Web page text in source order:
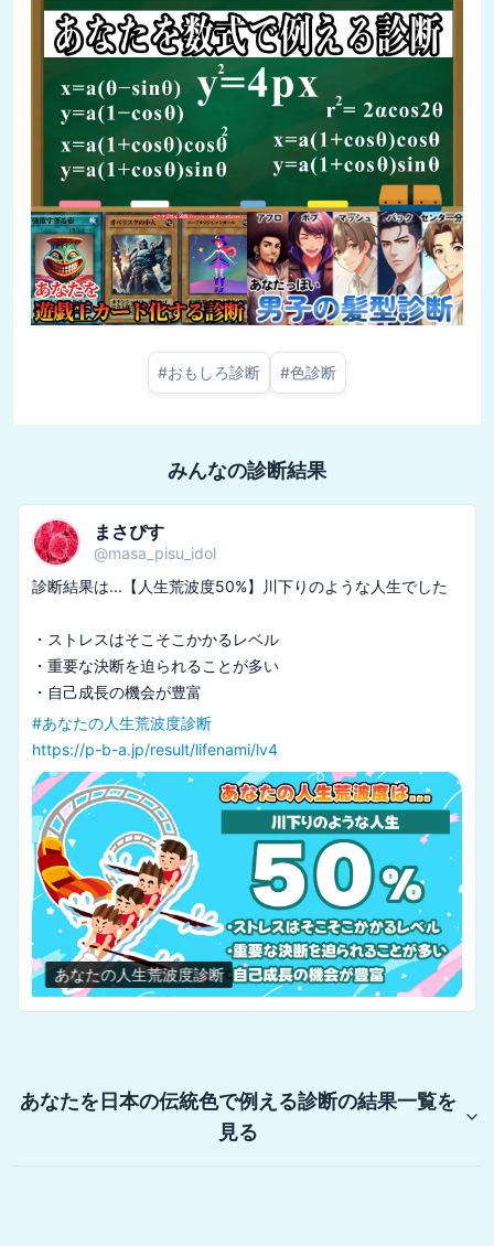
#おもしろ診断 #色診断
みんなの診断結果
まさぴす
@masa_pisu_idol
診断結果は...【人生荒波度50%】川下りのような人生でした
・ストレスはそこそこかかるレベル
・重要な決断を迫られることが多い
#あなたの人生荒波度診断
https://p-b-a.jp/result/lifenami/lv4
あなたの人生荒波度診断
あなたを日本の伝統色で例える診断の結果一覧を
見る